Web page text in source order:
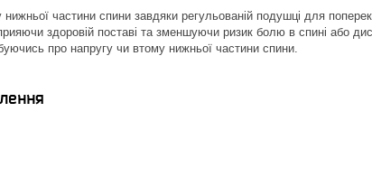
нижньої частини спини завдяки регульованій подушці для
здоровій поставі та зменшуючи ризик болю в спині або
про напругу чи втому нижньої частини спини.